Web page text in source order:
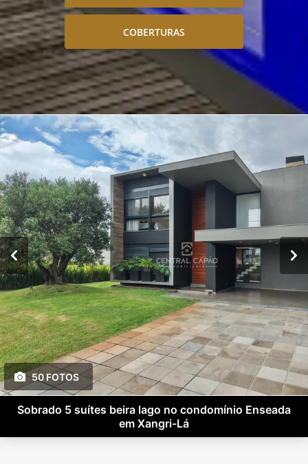
COBERTURAS
50 FOTOS
Sobrado 5 suítes beira lago no condomínio Enseada
em Xangri-Lá